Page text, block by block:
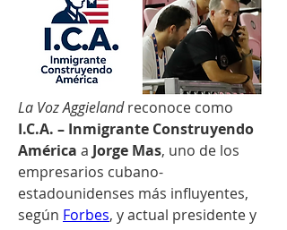
La Voz Aggieland
I.C.A. – Inmigrante Construyendo
América a Jorge Mas, uno de los
empresarios cubano-
estadounidenses más influyentes,
según Forbes, y actual presidente y